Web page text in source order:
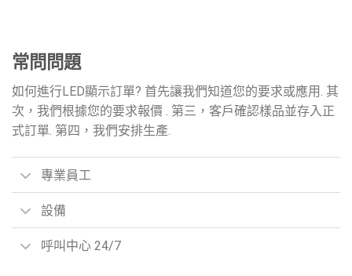
常問問題
如何進行LED顯示訂單? 首先讓我們知道您的要求或應用. 其
次，我們根據您的要求報價 . 第三，客戶確認樣品並存入正
式訂單. 第四，我們安排生產.
專業員工
設備
呼叫中心 24/7